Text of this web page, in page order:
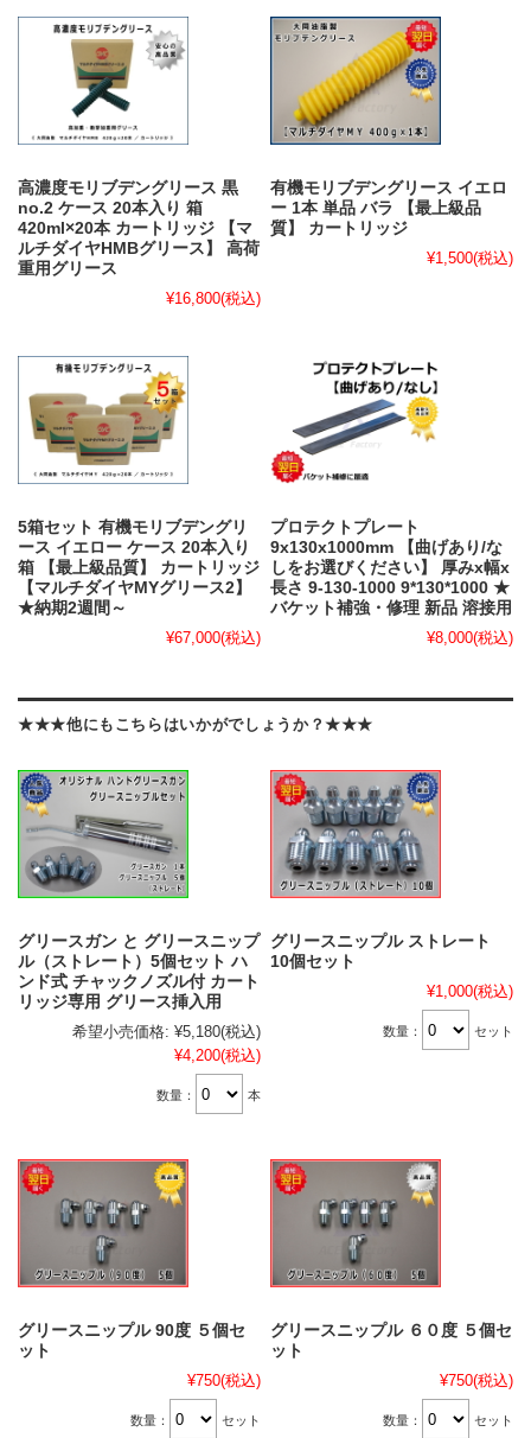
高濃度モリブデングリース 黒
no.2 ケース 20本入り 箱
420ml×20本 カートリッジ 【マ
ルチダイヤHMBグリース】 高荷
重用グリース
¥16,800(税込)
有機モリブデングリース イエロ
ー 1本 単品 バラ 【最上級品
質】 カートリッジ
¥1,500(税込)
5箱セット 有機モリブデングリ
ース イエロー ケース 20本入り
箱 【最上級品質】 カートリッジ
【マルチダイヤMYグリース2】
★納期2週間～
¥67,000(税込)
プロテクトプレート
9x130x1000mm 【曲げあり/な
しをお選びください】 厚みx幅x
長さ 9-130-1000 9*130*1000 ★
バケット補強・修理 新品 溶接用
¥8,000(税込)
★★★他にもこちらはいかがでしょうか？★★★
グリースガン と グリースニップ
ル（ストレート）5個セット ハ
ンド式 チャックノズル付 カート
リッジ専用 グリース挿入用
希望小売価格: ¥5,180(税込)
¥4,200(税込)
数量： 本
グリースニップル ストレート
10個セット
¥1,000(税込)
数量： セット
グリースニップル 90度 ５個セ
ット
¥750(税込)
数量： セット
グリースニップル ６０度 ５個セ
ット
¥750(税込)
数量： セット